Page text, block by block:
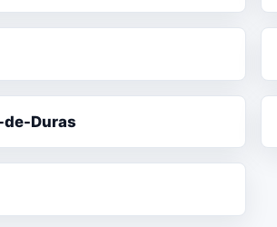
Duras